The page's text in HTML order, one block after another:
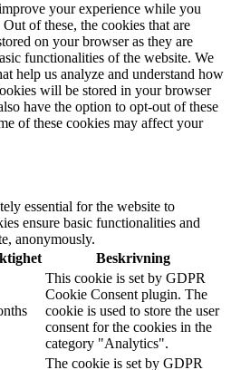
your experience while you
of these, the cookies that are
on your browser as they are
functionalities of the website. We
help us analyze and understand how
will be stored in your browser
have the option to opt-out of these
of these cookies may affect your
essential for the website to
ensure basic functionalities and
anonymously.
Beskrivning
This cookie is set by GDPR
Cookie Consent plugin. The
cookie is used to store the user
consent for the cookies in the
category "Analytics".
The cookie is set by GDPR